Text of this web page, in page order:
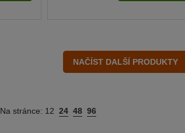
Na stránce: 12 24 48 96